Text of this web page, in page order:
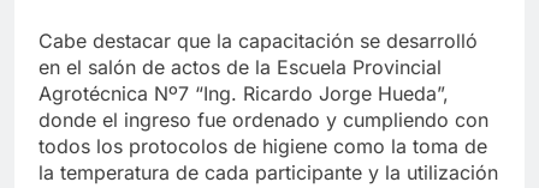
Cabe destacar que la capacitación se desarrolló
en el salón de actos de la Escuela Provincial
Agrotécnica Nº7 “Ing. Ricardo Jorge Hueda”,
donde el ingreso fue ordenado y cumpliendo con
todos los protocolos de higiene como la toma de
la temperatura de cada participante y la utilización